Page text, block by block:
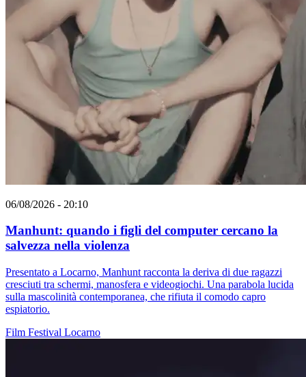
06/08/2026 - 20:10
Manhunt: quando i figli del computer cercano la
salvezza nella violenza
Presentato a Locarno, Manhunt racconta la deriva di due ragazzi
cresciuti tra schermi, manosfera e videogiochi. Una parabola lucida
sulla mascolinità contemporanea, che rifiuta il comodo capro
espiatorio.
Film Festival Locarno